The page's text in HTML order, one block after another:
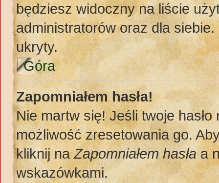
będziesz widoczny na liście
administratorów oraz dla
ukryty.
Góra
Zapomniałem hasła!
Nie martw się! Jeśli twoje
możliwość zresetowania go.
kliknij naZapomniałem hasłaa
wskazówkami.